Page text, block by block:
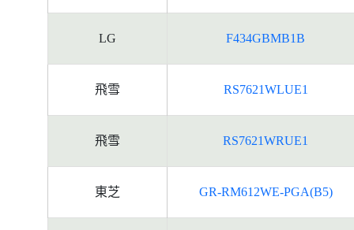
LG F434GBMB1B
飛雪 RS7621WLUE1
飛雪 RS7621WRUE1
東芝 GR-RM612WE-PGA(B5)